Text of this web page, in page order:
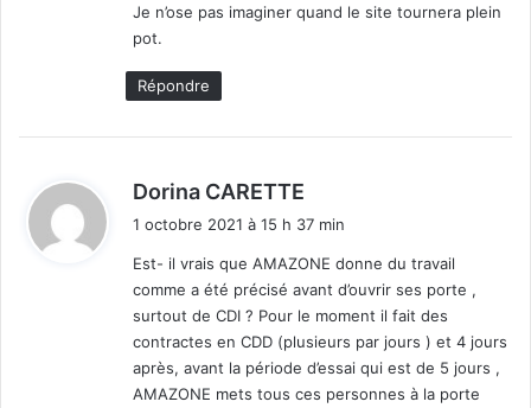
Je n’ose pas imaginer quand le site tournera plein
pot.
Répondre
Dorina CARETTE
:
1 octobre 2021 à 15 h 37 min
Est- il vrais que AMAZONE donne du travail
comme a été précisé avant d’ouvrir ses porte ,
surtout de CDI ? Pour le moment il fait des
contractes en CDD (plusieurs par jours ) et 4 jours
après, avant la période d’essai qui est de 5 jours ,
AMAZONE mets tous ces personnes à la porte